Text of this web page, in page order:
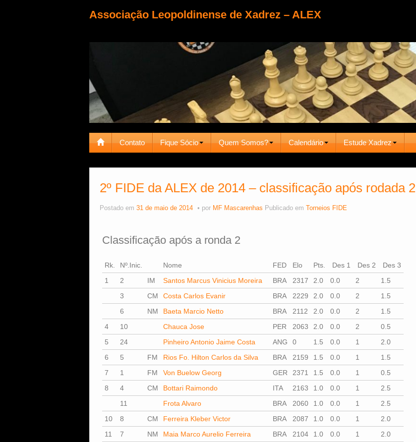
Associação Leopoldinense de Xadrez – ALEX
Contato Fique Sócio Quem Somos? Calendário Estude Xadrez
2º FIDE da ALEX de 2014 – classificação após rodada 2
Postado em 31 de maio de 2014 por MF Mascarenhas Publicado em Torneios FIDE
Classificação após a ronda 2
Rk. Nº.Inic. Nome FED Elo Pts. Des 1 Des 2
Des 3
1
2 IM Santos Marcus Vinicius Moreira BRA 2317 2.0 0.0 2
1.5
3
CM Costa Carlos Evanir BRA 2229 2.0 0.0 2
1.5
6
NM Baeta Marcio Netto BRA 2112 2.0 0.0 2
1.5
4
10 Chauca Jose PER 2063 2.0 0.0 2
0.5
5
24 Pinheiro Antonio Jaime Costa ANG 0 1.5 0.0 1
2.0
6
5 FM Rios Fo. Hilton Carlos da Silva BRA 2159 1.5 0.0 1
1.5
7
1 FM Von Buelow Georg GER 2371 1.5 0.0 1
0.5
8
4 CM Bottari Raimondo ITA 2163 1.0 0.0 1
2.5
11
Frota Alvaro BRA 2060 1.0 0.0 1
2.5
10
8 CM Ferreira Kleber Victor BRA 2087 1.0 0.0 1
2.0
11
7 NM Maia Marco Aurelio Ferreira BRA 2104 1.0 0.0 1
2.0